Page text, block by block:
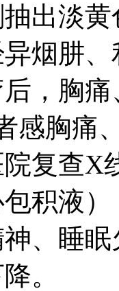
出淡
烟肼
，胸
感胸痛
复查X
积液
、睡
。